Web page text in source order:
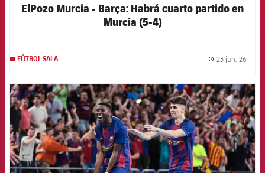
ElPozo Murcia - Barça: Habrá cuarto partido en
Murcia (5-4)
FÚTBOL SALA 23 jun. 26
FCB Barcelona badge